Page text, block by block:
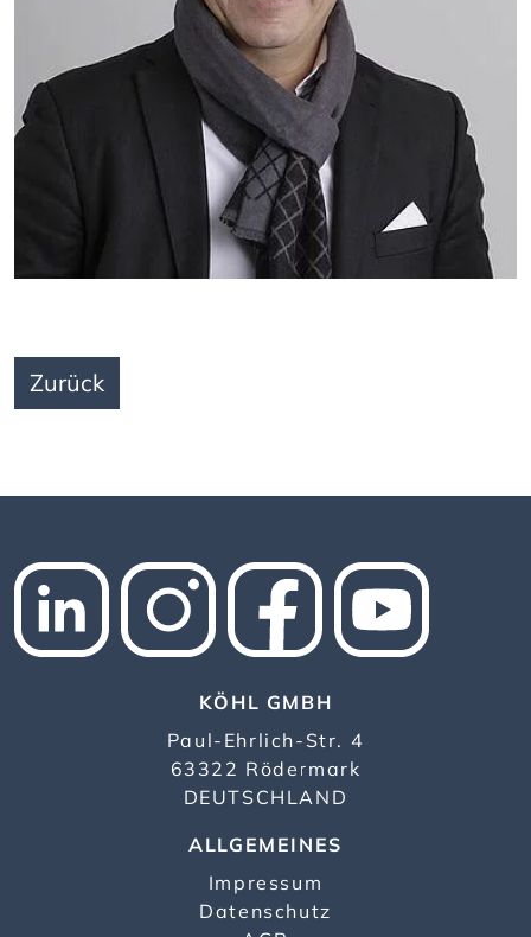
Zurück
KÖHL GMBH
Paul-Ehrlich-Str. 4
63322 Rödermark
DEUTSCHLAND
ALLGEMEINES
Impressum
Datenschutz